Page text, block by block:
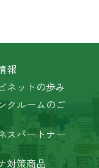
報
ネットの歩み
クルームのご
スパートナー
対策商品